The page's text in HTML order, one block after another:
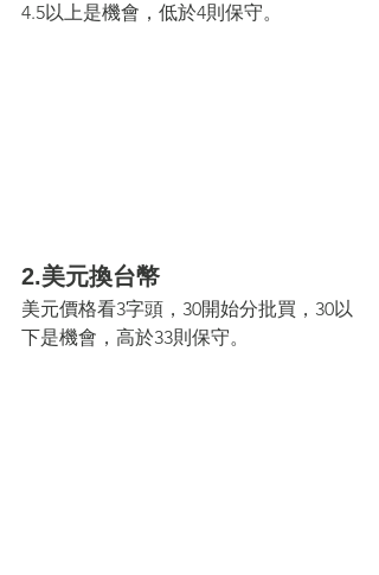
4.5以上是機會，低於4則保守。
2.美元換台幣
美元價格看3字頭，30開始分批買，30以
下是機會，高於33則保守。